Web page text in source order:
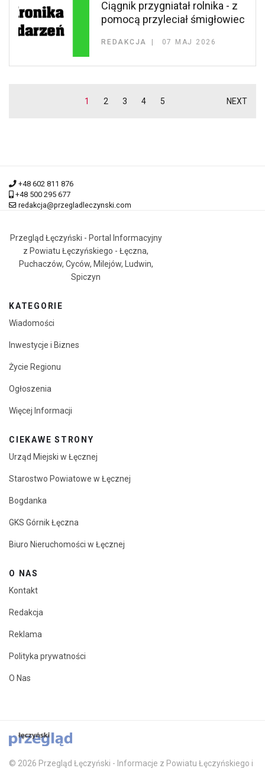
Ciągnik przygniatał rolnika - z
pomocą przyleciał śmigłowiec
REDAKCJA 07 MAJ 2026
1 2 3 4 5 NEXT
+48 602 811 876
+48 500 295 677
redakcja@przegladleczynski.com
Przegląd Łęczyński - Portal Informacyjny
z Powiatu Łęczyńskiego - Łęczna,
Puchaczów, Cyców, Milejów, Ludwin,
Spiczyn
KATEGORIE
Wiadomości
Inwestycje i Biznes
Życie Regionu
Ogłoszenia
Więcej Informacji
CIEKAWE STRONY
Urząd Miejski w Łęcznej
Starostwo Powiatowe w Łęcznej
Bogdanka
GKS Górnik Łęczna
Biuro Nieruchomości w Łęcznej
O NAS
Kontakt
Redakcja
Reklama
Polityka prywatności
O Nas
© 2026 Przegląd Łęczyński - Informacje z Powiatu Łęczyńskiego i